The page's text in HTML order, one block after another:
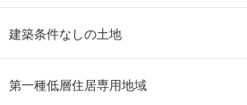
建築条件なしの土地
第一種低層住居専用地域